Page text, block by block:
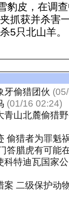
豹皮，在调
抓获并杀害
5只北山羊。
牙偷猎团伙
(01/16 02:24)
青山北麓偷猎
偷猎者为罪魁
答腊虎有可能
科特迪瓦国家
案 二级保护动